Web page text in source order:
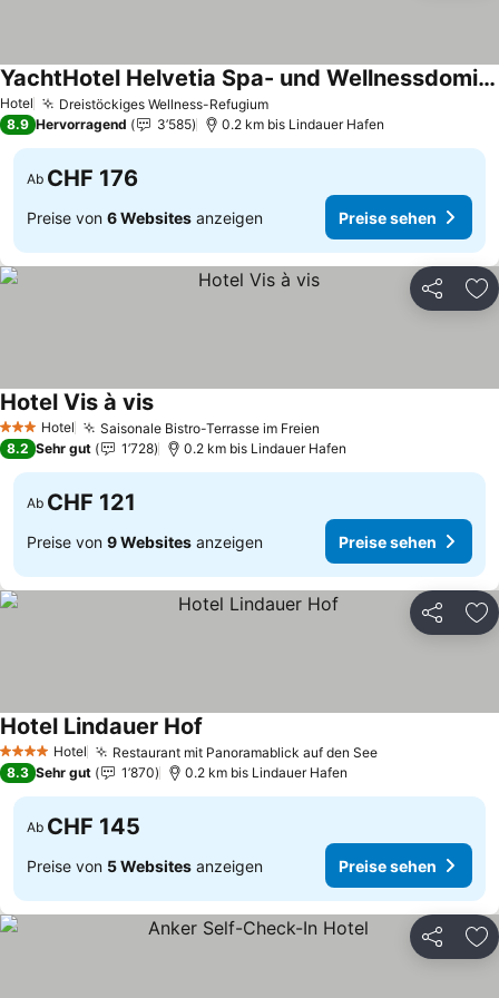
Hotel Dreistöckiges Wellness-RefugiumPreise sehen
YachtHotel Helvetia Spa- und Wellnessdomizil
Preise sehen
8.9 Hervorragend 3’585 0.2 km bis Lindauer Hafen
Ab CHF 176
Preise von 6 Websites anzeigen Preise sehen
Teilen
3 SterneHotel Saisonale Bistro-Terrasse im Freien
Hotel Vis à visPreise sehen
8.2 Sehr gut 1’728 0.2 km bis Lindauer Hafen
Ab CHF 121
Preise von 9 Websites anzeigen Preise sehen
Teilen
4 Sterne Hotel Restaurant mit Panoramablick auf den SeePreise sehen
Hotel Lindauer Hof
8.3 Sehr gut 1’870 0.2 km bis Lindauer Hafen
Ab CHF 145
Preise von 5 Websites anzeigen Preise sehen
Teilen